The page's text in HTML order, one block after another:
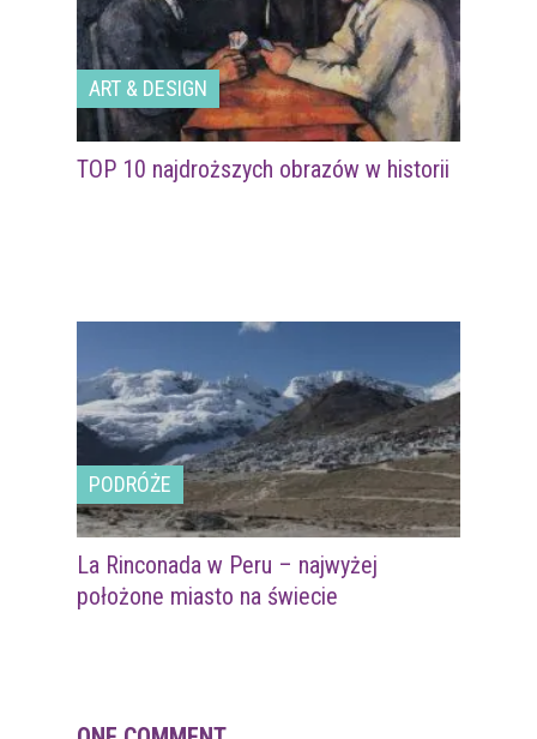
ART & DESIGN
TOP 10 najdroższych obrazów w historii
PODRÓŻE
La Rinconada w Peru – najwyżej
położone miasto na świecie